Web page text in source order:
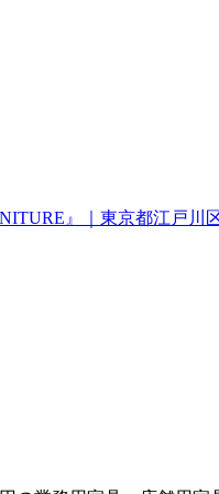
』｜東京都江戸川